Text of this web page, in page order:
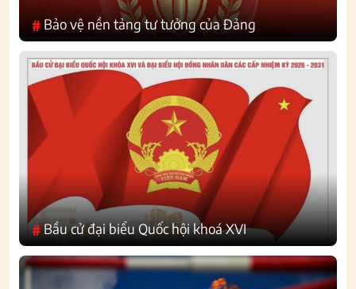
# Bảo vệ nền tảng tư tưởng của Đảng
#Bầu cử đại biểu Quốc hội khoá XVI